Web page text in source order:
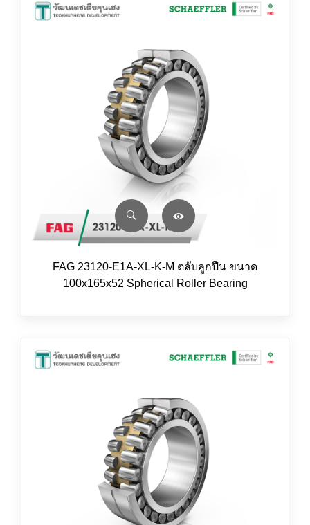
FAG 23120-E1A-XL-K-M ตลับลูกปืน ขนาด
100x165x52 Spherical Roller Bearing